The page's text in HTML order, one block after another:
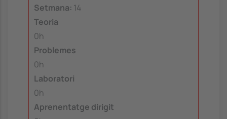
Setmana: 14
Teoria
0h
Problemes
0h
Laboratori
0h
Aprenentatge dirigit